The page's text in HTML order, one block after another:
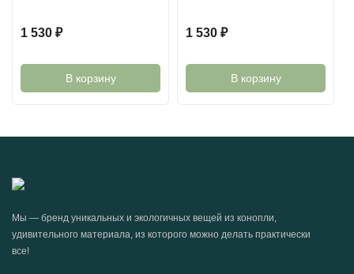
1 530 ₽
В корзину
1 530 ₽
В корзину
Мы — бренд уникальных и экологичных вещей из конопли,
удивительного материала, из которого можно делать практически
все!